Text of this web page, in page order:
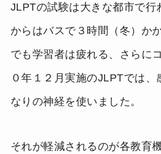
JLPTの試験は大きな都市で行
からはバスで３時間（冬）か
でも学習者は疲れる、さらに
０年１２月実施のJLPTでは
なりの神経を使いました。
それが軽減されるのが各教育